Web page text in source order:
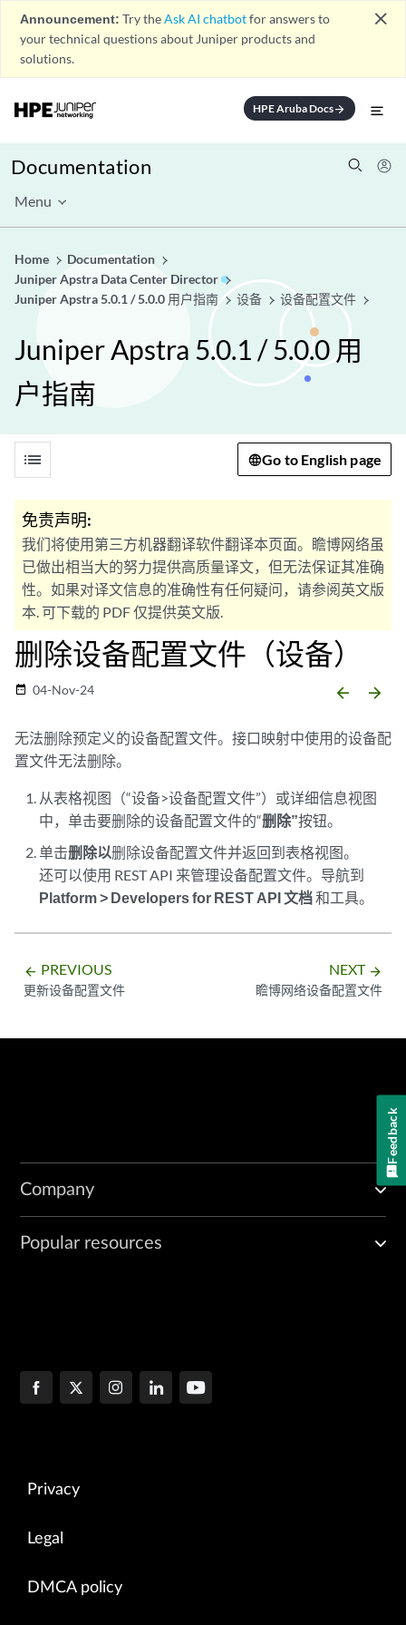
Announcement: Try theAsk AI chatbotfor answers to
your technical questions about Juniper products and
solutions.
close
HPE Aruba Docsarrow_forward
Documentation
Menu
Home
Documentation
Juniper Apstra Data Center Director
Juniper Apstra 5.0.1 / 5.0.0 用户指南
设备 设备配置文件
Juniper Apstra 5.0.1 / 5.0.0 用
户指南
list Go to English page
免责声明:
我们将使用第三方机器翻译软件翻译本页面。瞻博网络虽
已做出相当大的努力提供高质量译文，但无法保证其准确
性。如果对译文信息的准确性有任何疑问，请参阅英文版
本. 可下载的 PDF 仅提供英文版.
删除设备配置文件（设备）
date_range 04-Nov-24 arrow_backward arrow_forward
无法删除预定义的设备配置文件。接口映射中使用的设备配
置文件无法删除。
从表格视图（“设备>设备配置文件”）或详细信息视图
中，单击要删除的设备配置文件的“删除”按钮。
单击删除以删除设备配置文件并返回到表格视图。
还可以使用 REST API 来管理设备配置文件。导航到
Platform > Developers for REST API 文档和工具。
arrow_backward PREVIOUS
更新设备配置文件
NEXT arrow_forward
瞻博网络设备配置文件
Company
Popular resources
Privacy
Legal
DMCA policy
Feedback